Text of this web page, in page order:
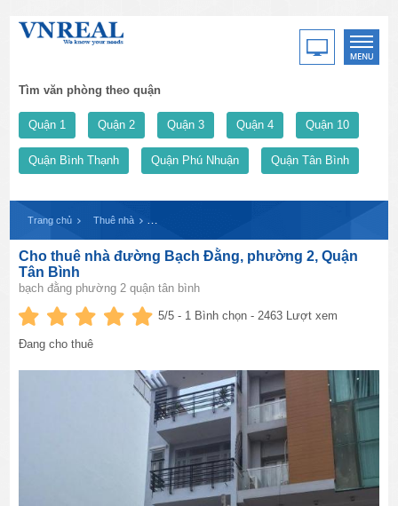
Tìm văn phòng theo quận
Quận 1 Quận 2 Quận 3 Quận 4 Quận 10
Quận Bình Thạnh Quận Phú Nhuận Quận Tân Bình
Trang chủ Thuê nhà
Cho thuê nhà đường Bạch Đằng, phường 2, Quận
Tân Bình
bạch đằng phường 2 quận tân bình
5/5 - 1 Bình chọn - 2463 Lượt xem
Đang cho thuê